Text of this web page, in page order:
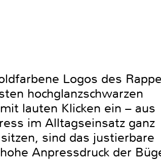
Logos des
hochglanzschwarzen
lauten Klicken ein – aus
im Alltagseinsatz ganz
sind das justierbare
Anpressdruck der